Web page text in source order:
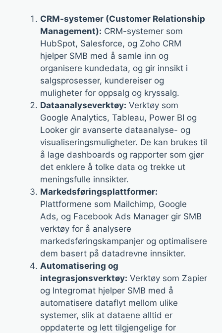
CRM-systemer (Customer Relationship
Management): CRM-systemer som
HubSpot, Salesforce, og Zoho CRM
hjelper SMB med å samle inn og
organisere kundedata, og gir innsikt i
salgsprosesser, kundereiser og
muligheter for oppsalg og kryssalg.
Dataanalyseverktøy: Verktøy som
Google Analytics, Tableau, Power BI og
Looker gir avanserte dataanalyse- og
visualiseringsmuligheter. De kan brukes til
å lage dashboards og rapporter som gjør
det enklere å tolke data og trekke ut
meningsfulle innsikter.
Markedsføringsplattformer:
Plattformene som Mailchimp, Google
Ads, og Facebook Ads Manager gir SMB
verktøy for å analysere
markedsføringskampanjer og optimalisere
dem basert på datadrevne innsikter.
Automatisering og
integrasjonsverktøy: Verktøy som Zapier
og Integromat hjelper SMB med å
automatisere dataflyt mellom ulike
systemer, slik at dataene alltid er
oppdaterte og lett tilgjengelige for